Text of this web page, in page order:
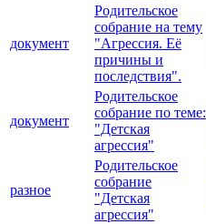
документ
Родительское
собрание на тему
"Агрессия. Её
причины и
последствия".
документ
Родительское
собрание по теме:
"Детская
агрессия"
разное
Родительское
собрание
"Детская
агрессия"